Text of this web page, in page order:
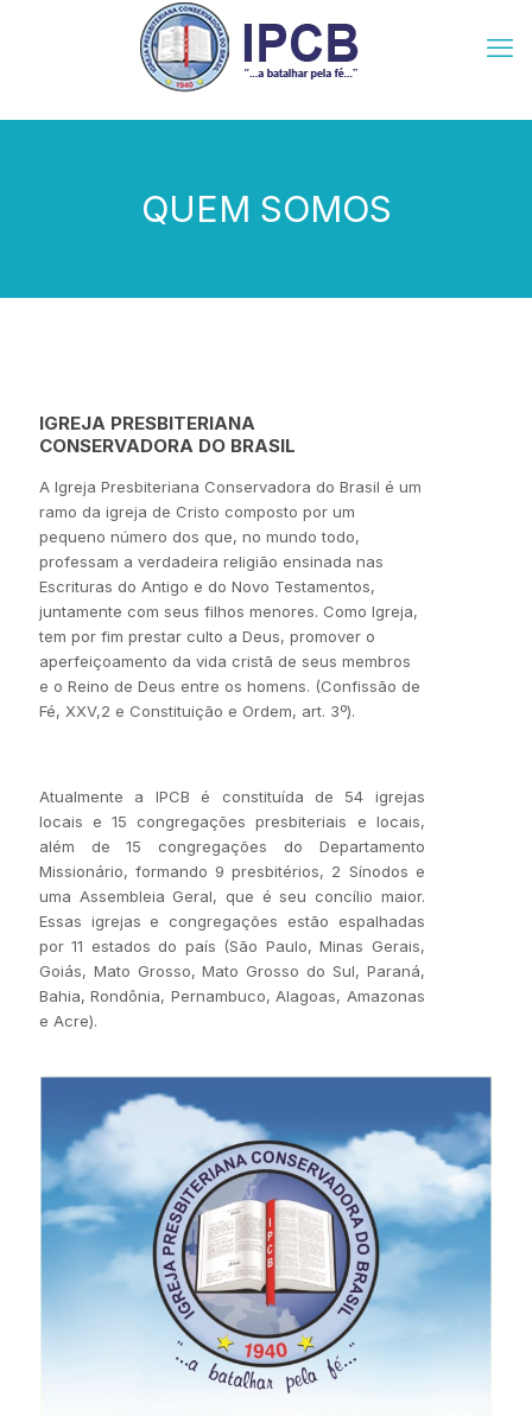
QUEM SOMOS
IGREJA PRESBITERIANA
CONSERVADORA DO BRASIL
A Igreja Presbiteriana Conservadora do Brasil é um
ramo da igreja de Cristo composto por um
pequeno número dos que, no mundo todo,
professam a verdadeira religião ensinada nas
Escrituras do Antigo e do Novo Testamentos,
juntamente com seus filhos menores. Como Igreja,
tem por fim prestar culto a Deus, promover o
aperfeiçoamento da vida cristã de seus membros
e o Reino de Deus entre os homens. (Confissão de
Fé, XXV,2 e Constituição e Ordem, art. 3º).
Atualmente a IPCB é constituída de 54 igrejas
locais e 15 congregações presbiteriais e locais,
além de 15 congregações do Departamento
Missionário, formando 9 presbitérios, 2 Sínodos e
uma Assembleia Geral, que é seu concílio maior.
Essas igrejas e congregações estão espalhadas
por 11 estados do país (São Paulo, Minas Gerais,
Goiás, Mato Grosso, Mato Grosso do Sul, Paraná,
Bahia, Rondônia, Pernambuco, Alagoas, Amazonas
e Acre).